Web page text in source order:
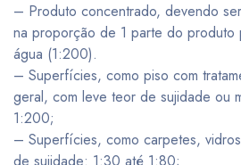
– Produto concentrado, devendo
na proporção de 1 parte do produto
água (1:200).
– Superfícies, como piso com
geral, com leve teor de sujidade ou
1:200;
– Superfícies, como carpetes,